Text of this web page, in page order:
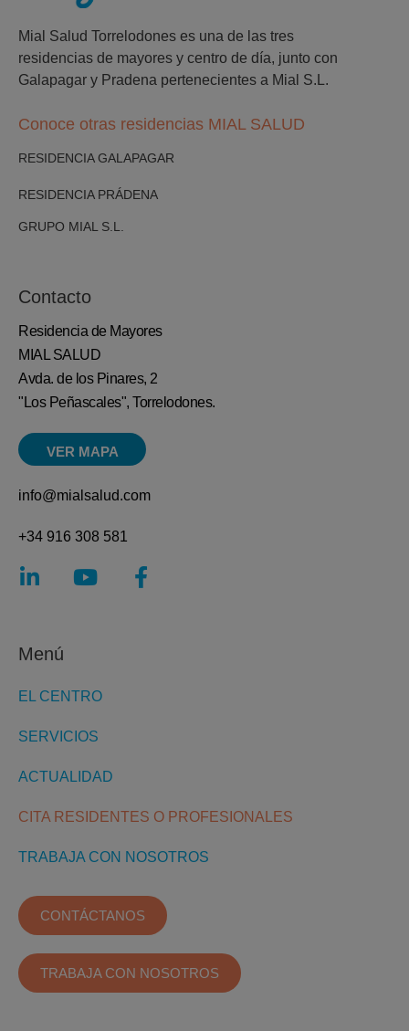
Mial Salud Torrelodones es una de las tres
residencias de mayores y centro de día, junto con
Galapagar y Pradena pertenecientes a Mial S.L.
Conoce otras residencias MIAL SALUD
RESIDENCIA GALAPAGAR
RESIDENCIA PRÁDENA
GRUPO MIAL S.L.
Contacto
Residencia de Mayores
MIAL SALUD
Avda. de los Pinares, 2
"Los Peñascales", Torrelodones.
VER MAPA
info@mialsalud.com
+34 916 308 581
Menú
EL CENTRO
SERVICIOS
ACTUALIDAD
CITA RESIDENTES O PROFESIONALES
TRABAJA CON NOSOTROS
CONTÁCTANOS
TRABAJA CON NOSOTROS